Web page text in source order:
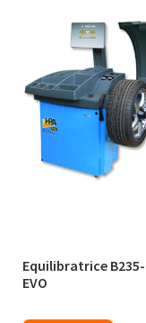
Equilibratrice B235-
EVO